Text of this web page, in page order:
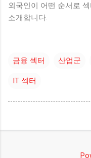
외국인이 어떤 순서로
소개합니다.
금융 섹터 산업군
IT 섹터